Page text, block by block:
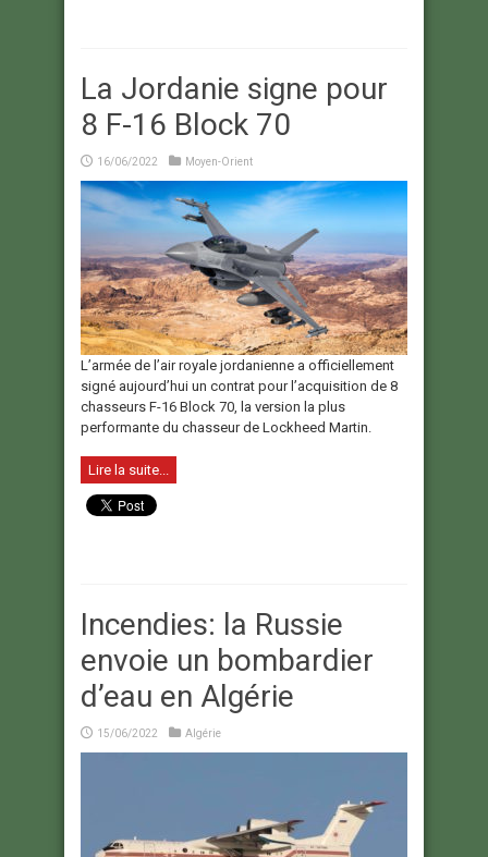
La Jordanie signe pour
8 F-16 Block 70
16/06/2022 Moyen-Orient
L’armée de l’air royale jordanienne a officiellement
signé aujourd’hui un contrat pour l’acquisition de 8
chasseurs F-16 Block 70, la version la plus
performante du chasseur de Lockheed Martin.
Lire la suite...
Incendies: la Russie
envoie un bombardier
d’eau en Algérie
15/06/2022 Algérie